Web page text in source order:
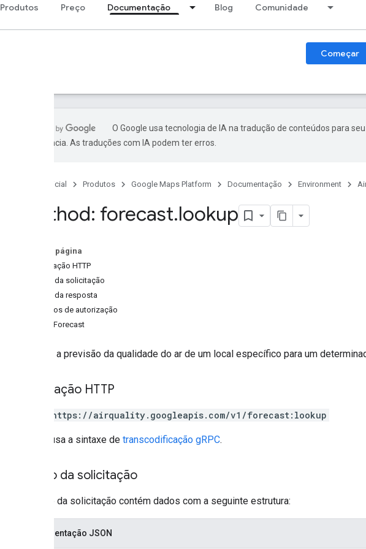
Produtos Preço Documentação Blog Comunidade
Começar
O Google usa tecnologia de IA na tradução de conteúdos para
preferência. As traduções com IA podem ter erros.
Página inicial Produtos Google Maps Platform Documentação Environment
Method: forecast.lookup
Nesta página
Solicitação HTTP
Corpo da solicitação
Corpo da resposta
Escopos de autorização
HourlyForecast
Retorna a previsão da qualidade do ar de um local específico para um
Solicitação HTTP
POST https://airquality.googleapis.com/v1/forecast:lookup
O URL usa a sintaxe de transcodificação gRPC.
Corpo da solicitação
O corpo da solicitação contém dados com a seguinte estrutura:
Representação JSON